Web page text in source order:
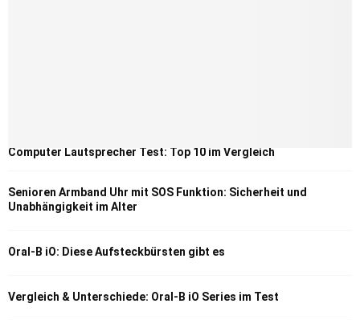
Computer Lautsprecher Test: Top 10 im Vergleich
Senioren Armband Uhr mit SOS Funktion: Sicherheit und
Unabhängigkeit im Alter
Oral-B iO: Diese Aufsteckbürsten gibt es
Vergleich & Unterschiede: Oral-B iO Series im Test